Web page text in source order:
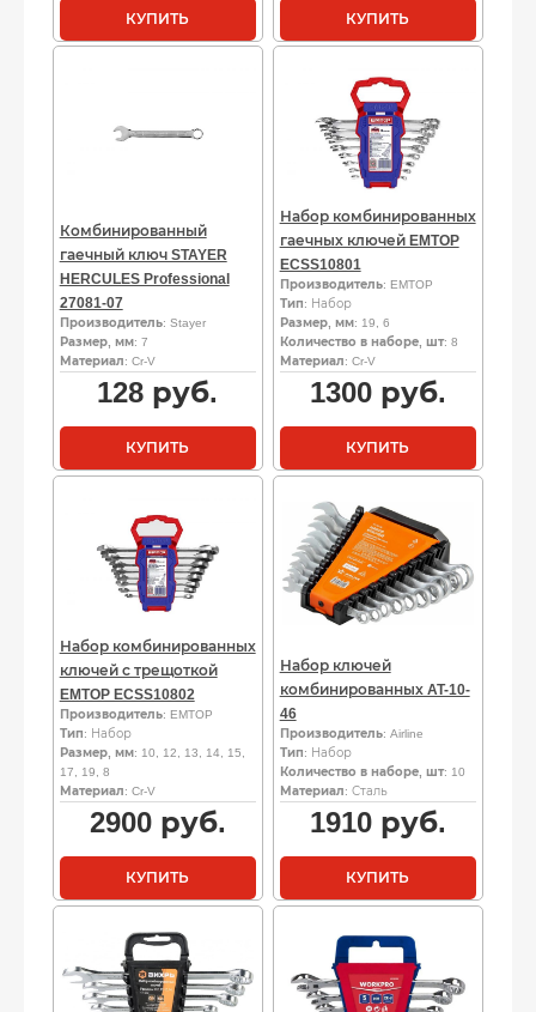
КУПИТЬ КУПИТЬ
Комбинированный
гаечный ключ STAYER
HERCULES Professional
27081-07
Производитель: Stayer
Размер, мм: 7
Материал: Cr-V
128 руб.
КУПИТЬ
Набор комбинированных
гаечных ключей EMTOP
ECSS10801
Производитель: EMTOP
Тип: Набор
Размер, мм: 19, 6
Количество в наборе, шт: 8
Материал: Cr-V
1300руб.
КУПИТЬ
Набор комбинированных
ключей с трещоткой
EMTOP ECSS10802
Производитель: EMTOP
Тип: Набор
Размер, мм: 10, 12, 13, 14, 15,
17, 19, 8
Материал: Cr-V
2900руб.
КУПИТЬ
Набор ключей
комбинированных AT-10-
46
Производитель: Airline
Тип: Набор
Количество в наборе, шт: 10
Материал: Сталь
1910руб.
КУПИТЬ